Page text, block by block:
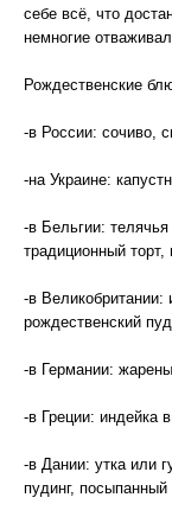
себе всё, что
немногие
Рождественские
-в России: сочиво,
-на Украине:
-в Бельгии:
традиционный торт,
-в Великобритании:
рождественский
-в Германии:
-в Греции: индейка
-в Дании: утка или
пудинг, посыпанный